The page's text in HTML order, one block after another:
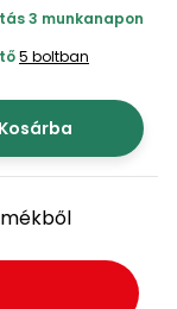
3 munkanapon
5 boltban
Kosárba